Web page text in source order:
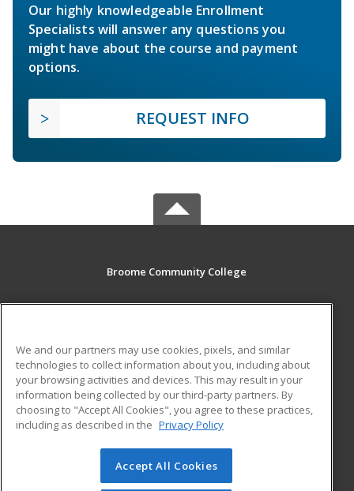
Our highly knowledgeable Enrollment
Specialists will answer any questions you
might have about the course and payment
options.
REQUEST INFO
Broome Community College
PO Box 1017
MAIN CONTENT
Career Training
ADDITIONAL RESOURCES
Student Blog
© 2026 ed2go, a division of Cengage Learning. All rights
reserved. The material on this site cannot be reproduced or
We and our partners may use cookies, pixels, and similar
technologies to collect information about you, including about
your browsing activities and devices. This may result in your
information being collected by our third-party partners. By
choosing to "Accept All Cookies", you agree to these practices,
including as described in the Privacy Policy
Accept All Cookies